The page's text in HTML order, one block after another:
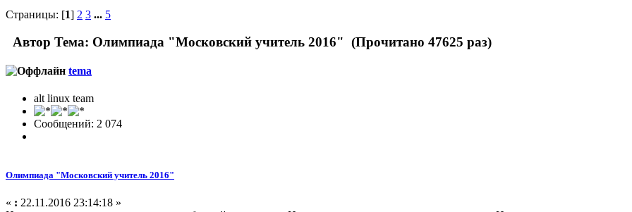
Страницы: [1] 2 3 ... 5
Автор Тема: Олимпиада "Московский учитель 2016" (Прочитано 47625 раз)
tema
alt linux team
Сообщений: 2 074
Олимпиада "Московский учитель 2016"
« : 22.11.2016 23:14:18 »